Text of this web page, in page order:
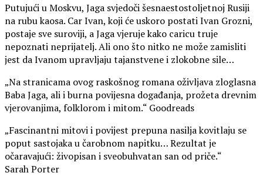
Putujući u Moskvu, Jaga svjedoči šesnaestostoljetnoj Rusiji
na rubu kaosa. Car Ivan, koji će uskoro postati Ivan Grozni,
postaje sve suroviji, a Jaga vjeruje kako caricu truje
nepoznati neprijatelj. Ali ono što nitko ne može zamisliti
jest da Ivanom upravljaju tajanstvene i zlokobne sile…
„Na stranicama ovog raskošnog romana oživljava zloglasna
Baba Jaga, ali i burna povijesna događanja, prožeta drevnim
vjerovanjima, folklorom i mitom.“ Goodreads
„Fascinantni mitovi i povijest prepuna nasilja kovitlaju se
poput sastojaka u čarobnom napitku… Rezultat je
očaravajući: živopisan i sveobuhvatan san od priče.“
Sarah Porter